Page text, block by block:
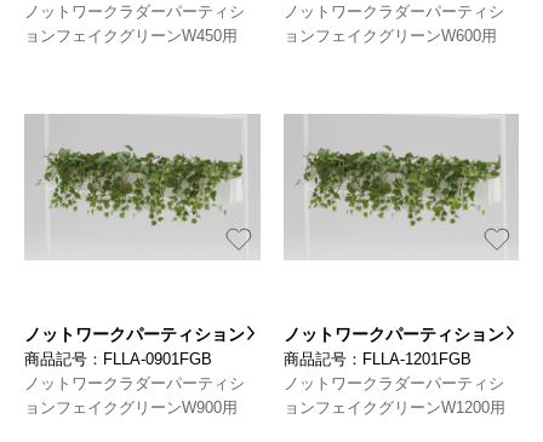
ノットワークラダーパーティシ
ョンフェイクグリーンW450用
ノットワークラダーパーティシ
ョンフェイクグリーンW600用
ノットワークパーティション
商品記号：FLLA-0901FGB
ノットワークラダーパーティシ
ョンフェイクグリーンW900用
ノットワークパーティション
商品記号：FLLA-1201FGB
ノットワークラダーパーティシ
ョンフェイクグリーンW1200用